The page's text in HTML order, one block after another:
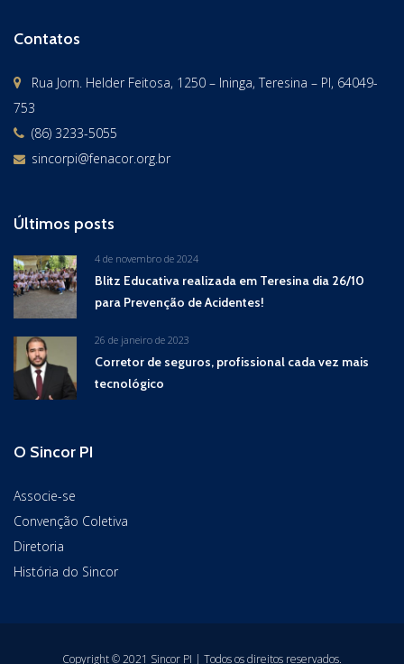
Contatos
Rua Jorn. Helder Feitosa, 1250 – Ininga, Teresina – PI, 64049-
753
(86) 3233-5055
sincorpi@fenacor.org.br
Últimos posts
4 de novembro de 2024
Blitz Educativa realizada em Teresina dia 26/10
para Prevenção de Acidentes!
26 de janeiro de 2023
Corretor de seguros, profissional cada vez mais
tecnológico
O Sincor PI
Associe-se
Convenção Coletiva
Diretoria
História do Sincor
Copyright © 2021 Sincor PI | Todos os direitos reservados.